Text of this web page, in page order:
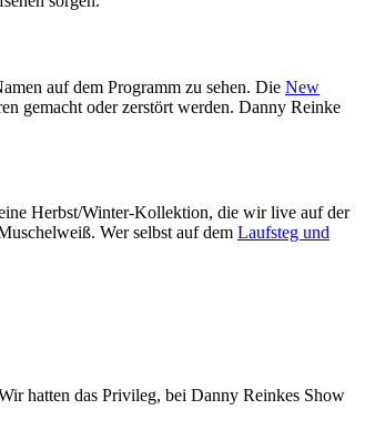
auf dem Programm zu sehen. Die New
gemacht oder zerstört werden. Danny Reinke
Herbst/Winter-Kollektion, die wir live auf der
Wer selbst auf dem Laufsteg und
hatten das Privileg, bei Danny Reinkes Show